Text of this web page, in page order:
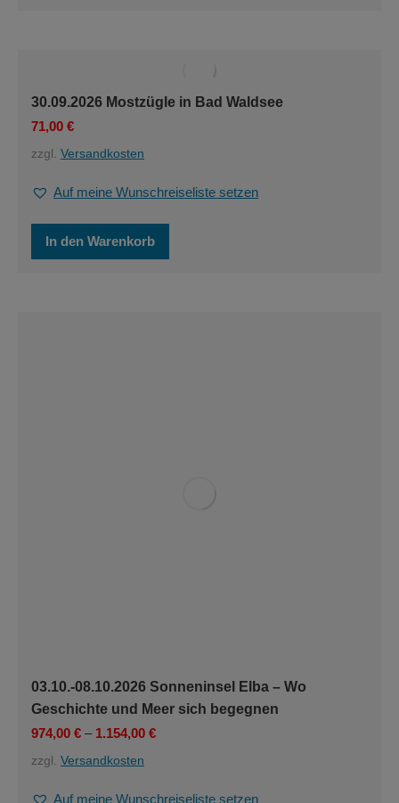
Optionen
können
werden
30.09.2026 Mostzügle in Bad Waldsee
71,00 €
zzgl. Versandkosten
Auf meine Wunschreiseliste setzen
In den Warenkorb
03.10.-08.10.2026 Sonneninsel Elba – Wo
Geschichte und Meer sich begegnen
974,00 € – 1.154,00 €
zzgl. Versandkosten
Auf meine Wunschreiseliste setzen